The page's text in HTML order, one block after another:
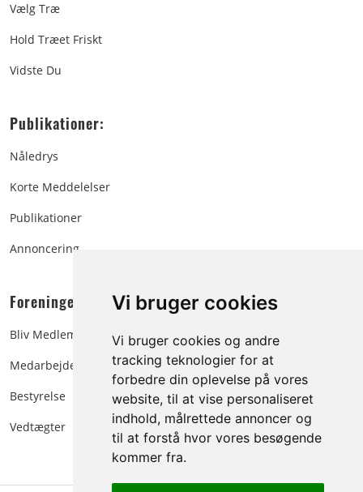
Vi bruger cookies
Vi bruger cookies og andre
tracking teknologier for at
forbedre din oplevelse på vores
website, til at vise personaliseret
indhold, målrettede annoncer og
til at forstå hvor vores besøgende
kommer fra.
Vælg Træ
Hold Træet Friskt
Vidste Du
Publikationer:
Nåledrys
Korte Meddelelser
Publikationer
Annoncering
Foreningen:
Bliv Medlem
Medarbejdere
Bestyrelse
Vedtægter